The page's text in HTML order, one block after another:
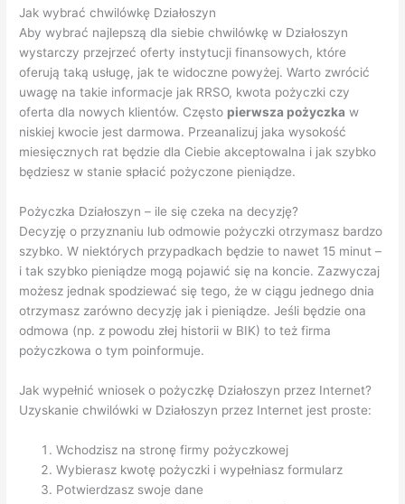
Jak wybrać chwilówkę Działoszyn
Aby wybrać najlepszą dla siebie chwilówkę w Działoszyn
wystarczy przejrzeć oferty instytucji finansowych, które
oferują taką usługę, jak te widoczne powyżej. Warto zwrócić
uwagę na takie informacje jak RRSO, kwota pożyczki czy
oferta dla nowych klientów. Często pierwsza pożyczka w
niskiej kwocie jest darmowa. Przeanalizuj jaka wysokość
miesięcznych rat będzie dla Ciebie akceptowalna i jak szybko
będziesz w stanie spłacić pożyczone pieniądze.
Pożyczka Działoszyn – ile się czeka na decyzję?
Decyzję o przyznaniu lub odmowie pożyczki otrzymasz bardzo
szybko. W niektórych przypadkach będzie to nawet 15 minut –
i tak szybko pieniądze mogą pojawić się na koncie. Zazwyczaj
możesz jednak spodziewać się tego, że w ciągu jednego dnia
otrzymasz zarówno decyzję jak i pieniądze. Jeśli będzie ona
odmowa (np. z powodu złej historii w BIK) to też firma
pożyczkowa o tym poinformuje.
Jak wypełnić wniosek o pożyczkę Działoszyn przez Internet?
Uzyskanie chwilówki w Działoszyn przez Internet jest proste:
Wchodzisz na stronę firmy pożyczkowej
Wybierasz kwotę pożyczki i wypełniasz formularz
Potwierdzasz swoje dane